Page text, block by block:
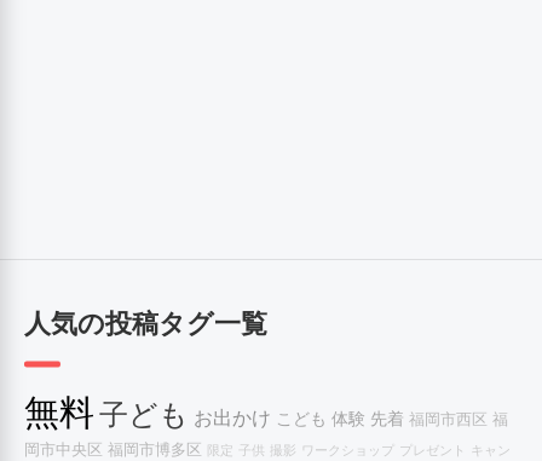
人気の投稿タグ一覧
無料子ども お出かけ こども 体験 先着 福岡市西区 福
岡市中央区 福岡市博多区 限定 子供 撮影 ワークショップ プレゼント キャン